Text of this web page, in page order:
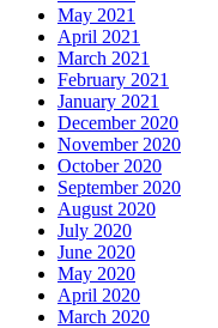
May 2021
April 2021
March 2021
February 2021
January 2021
December 2020
November 2020
October 2020
September 2020
August 2020
July 2020
June 2020
May 2020
April 2020
March 2020